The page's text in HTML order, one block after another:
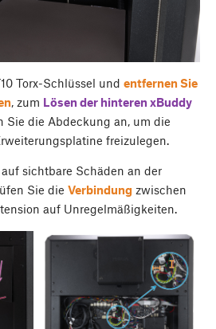
Torx-Schlüssel und entfernen Sie
, zum Lösen der hinteren xBuddy
Sie die Abdeckung an, um die
freizulegen.
sichtbare Schäden an der
Sie die Verbindung zwischen
auf Unregelmäßigkeiten.